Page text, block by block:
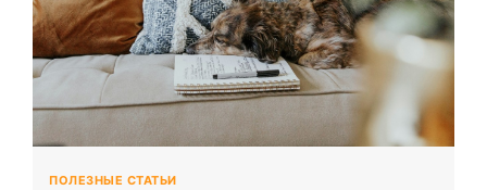
ПОЛЕЗНЫЕ СТАТЬИ